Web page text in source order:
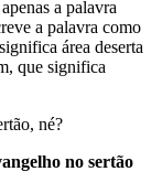
a palavra
a palavra como
área deserta
que significa
né?
no sertão